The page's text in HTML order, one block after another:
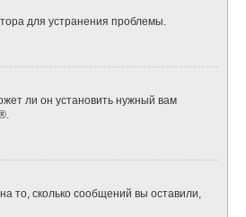
для устранения проблемы.
ли он установить нужный вам
то, сколько сообщений вы оставили,